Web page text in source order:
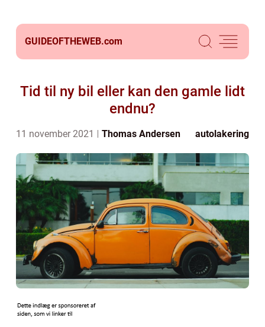
GUIDEOFTHEWEB.com
Tid til ny bil eller kan den gamle lidt
endnu?
11 november 2021 Thomas Andersen autolakering